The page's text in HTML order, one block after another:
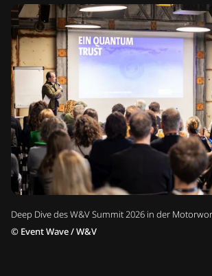
Deep Dive des W&V Summit 2026 in der
© Event Wave / W&V